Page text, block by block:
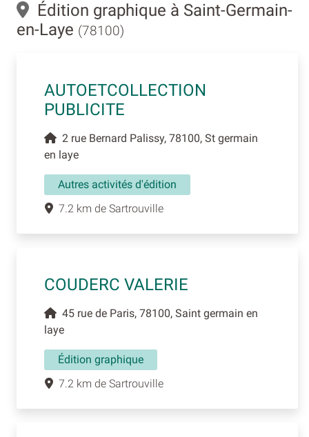
Édition graphique à Saint-Germain-
en-Laye (78100)
AUTOETCOLLECTION
PUBLICITE
2 rue Bernard Palissy, 78100, St germain
en laye
Autres activités d'édition
7.2 km de Sartrouville
COUDERC VALERIE
45 rue de Paris, 78100, Saint germain en
laye
Édition graphique
7.2 km de Sartrouville